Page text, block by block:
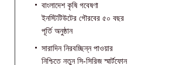
বাংলাদেশ কৃষি গবেষণা
ইনস্টিটিউটের গৌরবের ৫০ বছর
পূর্তি অনুষ্ঠান
সারাদিন নিরবচ্ছিন্ন পাওয়ার
নিশ্চিতে নতুন সি-সিরিজ স্মার্টফোন